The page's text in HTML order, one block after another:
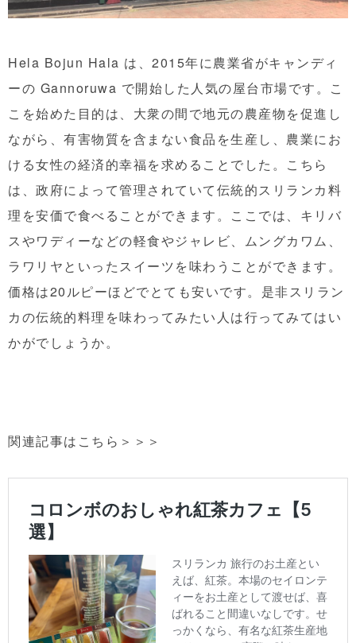
Hela Bojun Hala は、2015年に農業省がキャンディ
ーの Gannoruwa で開始した人気の屋台市場です。こ
こを始めた目的は、大衆の間で地元の農産物を促進し
ながら、有害物質を含まない食品を生産し、農業にお
ける女性の経済的幸福を求めることでした。こちら
は、政府によって管理されていて伝統的スリランカ料
理を安価で食べることができます。ここでは、キリバ
スやワディーなどの軽食やジャレビ、ムングカワム、
ラワリヤといったスイーツを味わうことができます。
価格は20ルピーほどでとても安いです。是非スリラン
カの伝統的料理を味わってみたい人は行ってみてはい
かがでしょうか。
関連記事はこちら＞＞＞